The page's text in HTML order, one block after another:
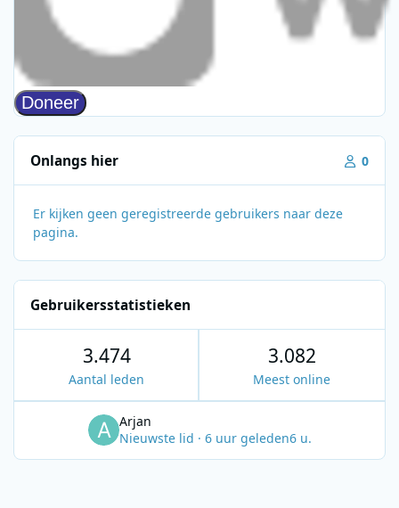
Onlangs hier 0
Er kijken geen geregistreerde gebruikers naar deze
pagina.
Gebruikersstatistieken
3.474
Aantal leden
3.082
Meest online
Arjan
Nieuwste lid · 6 uur geleden6 u.